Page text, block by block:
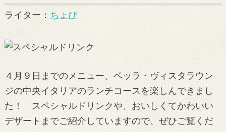
ライター： ちょぴ
４月９日までのメニュー、ベッラ・ヴィスタラウン
ジの中央イタリアのランチコースを楽しんできまし
た！ スペシャルドリンクや、おいしくてかわいい
デザートまでご紹介していますので、ぜひご覧くだ